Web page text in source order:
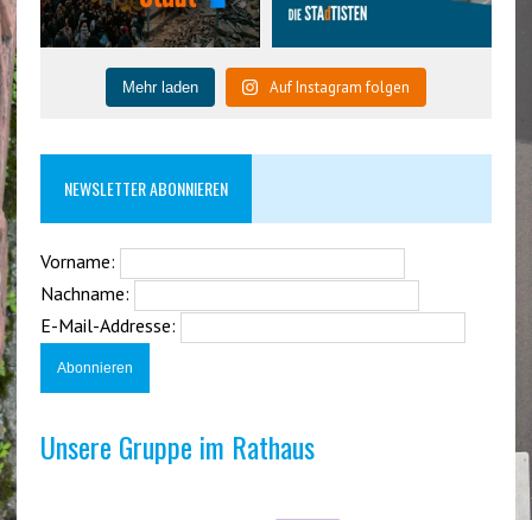
Mehr laden Auf Instagram folgen
NEWSLETTER ABONNIEREN
Vorname:
Nachname:
E-Mail-Addresse:
Unsere Gruppe im Rathaus